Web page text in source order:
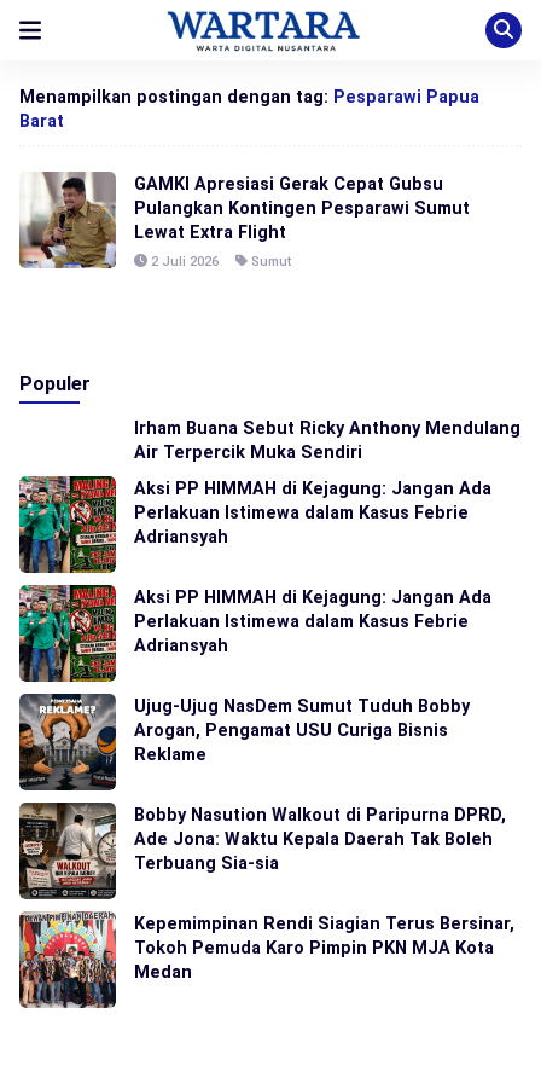
Menampilkan postingan dengan tag: Pesparawi Papua
Barat
GAMKI Apresiasi Gerak Cepat Gubsu
Pulangkan Kontingen Pesparawi Sumut
Lewat Extra Flight
2 Juli 2026 Sumut
Populer
Irham Buana Sebut Ricky Anthony Mendulang
Air Terpercik Muka Sendiri
Aksi PP HIMMAH di Kejagung: Jangan Ada
Perlakuan Istimewa dalam Kasus Febrie
Adriansyah
Aksi PP HIMMAH di Kejagung: Jangan Ada
Perlakuan Istimewa dalam Kasus Febrie
Adriansyah
Ujug-Ujug NasDem Sumut Tuduh Bobby
Arogan, Pengamat USU Curiga Bisnis
Reklame
Bobby Nasution Walkout di Paripurna DPRD,
Ade Jona: Waktu Kepala Daerah Tak Boleh
Terbuang Sia-sia
Kepemimpinan Rendi Siagian Terus Bersinar,
Tokoh Pemuda Karo Pimpin PKN MJA Kota
Medan